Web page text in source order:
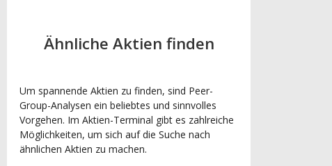
Ähnliche Aktien finden
Um spannende Aktien zu finden, sind Peer-
Group-Analysen ein beliebtes und sinnvolles
Vorgehen. Im Aktien-Terminal gibt es zahlreiche
Möglichkeiten, um sich auf die Suche nach
ähnlichen Aktien zu machen.